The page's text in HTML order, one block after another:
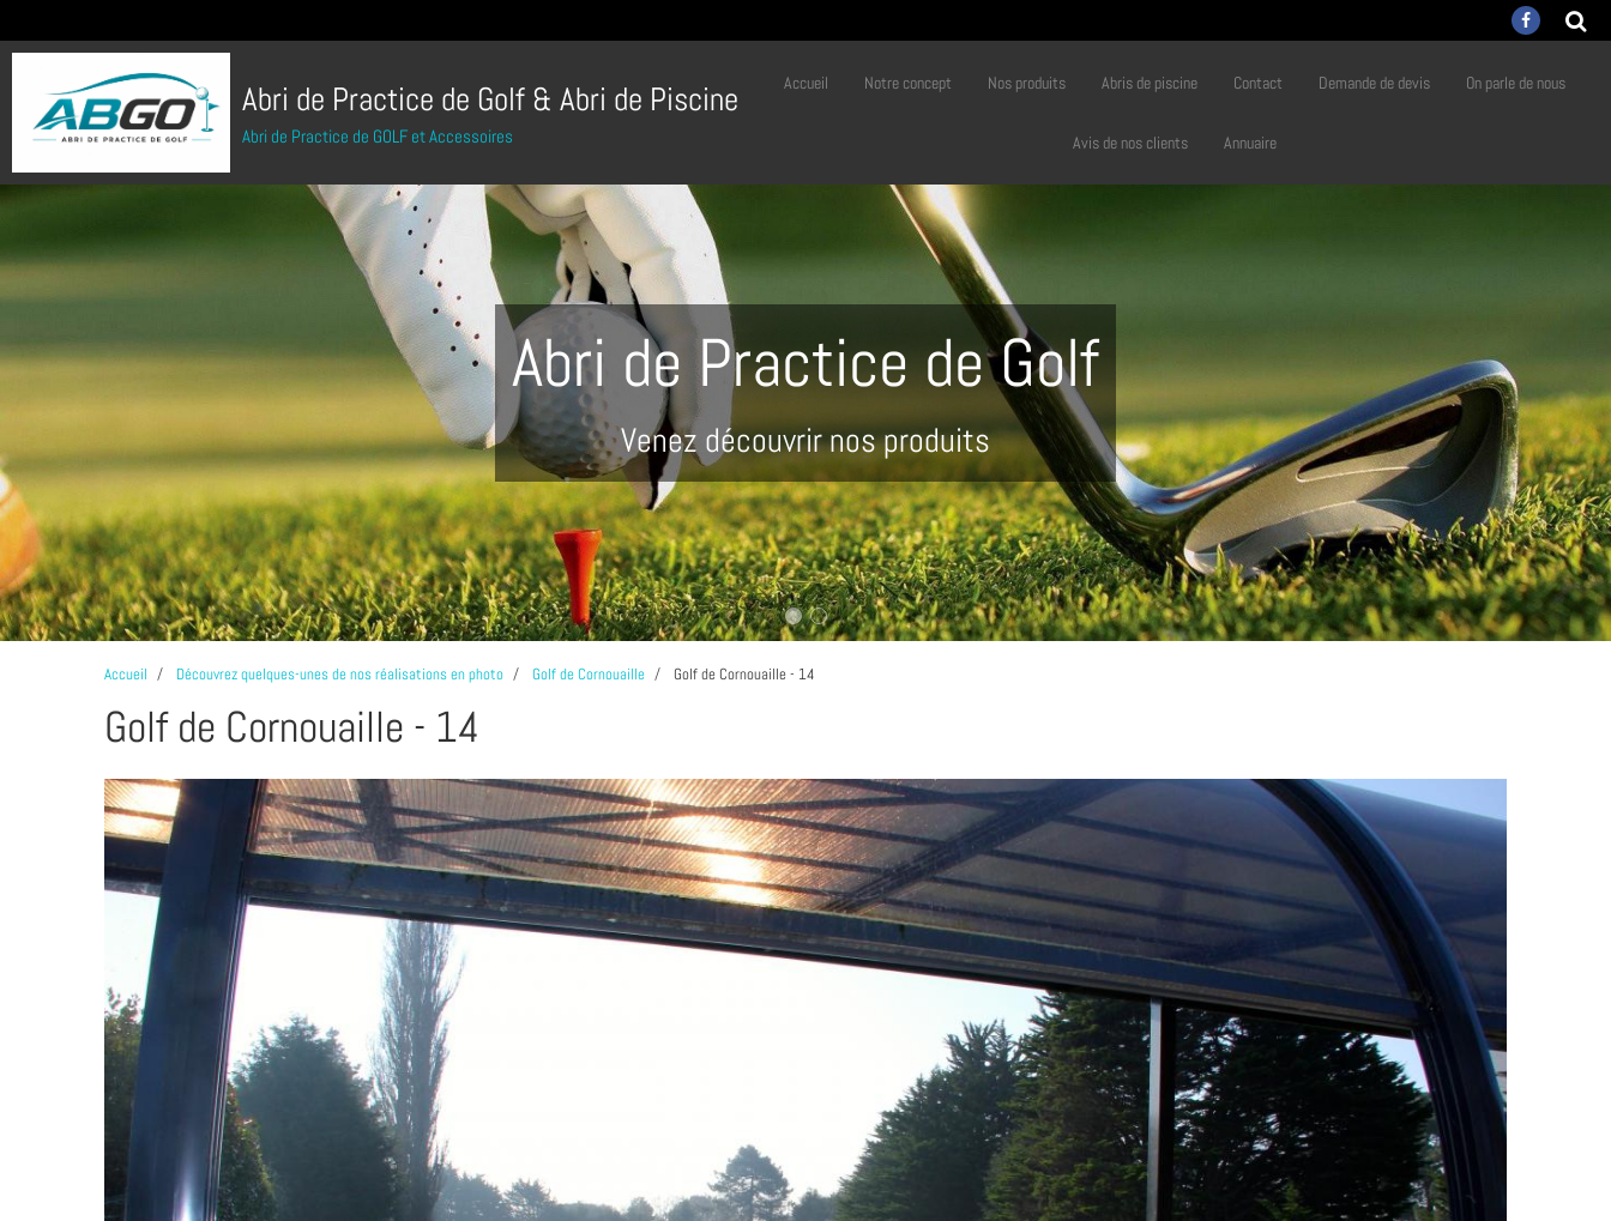
Abri de Practice de Golf & Abri de Piscine
Abri de Practice de GOLF et Accessoires
Accueil Notre concept Nos produits Abris de piscine Contact Demande de devis On parle de nous
Avis de nos clients Annuaire
Accueil Découvrez quelques-unes de nos réalisations en photo Golf de Cornouaille Golf de Cornouaille - 14
Golf de Cornouaille - 14